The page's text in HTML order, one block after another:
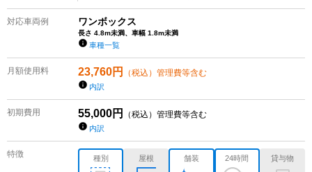
対応車両例 ワンボックス
長さ 4.8m未満、車幅 1.8m未満
車種一覧
月額使用料 23,760円 （税込）管理費等含む
内訳
初期費用 55,000円 （税込）管理費等含む
内訳
特徴 種別 屋根 舗装 24時間 貸与物